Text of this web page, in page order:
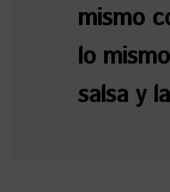
mismo
lo
salsa y